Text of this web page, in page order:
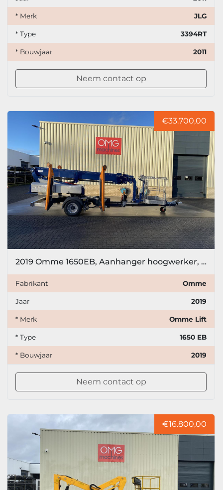
* Merk JLG
* Type 3394RT
* Bouwjaar 2011
Neem contact op
€33.700,00
2019 Omme 1650EB, Aanhanger hoogwerker, 16,5 meter
Fabrikant Omme
Jaar 2019
* Merk Omme Lift
* Type 1650 EB
* Bouwjaar 2019
Neem contact op
€16.800,00